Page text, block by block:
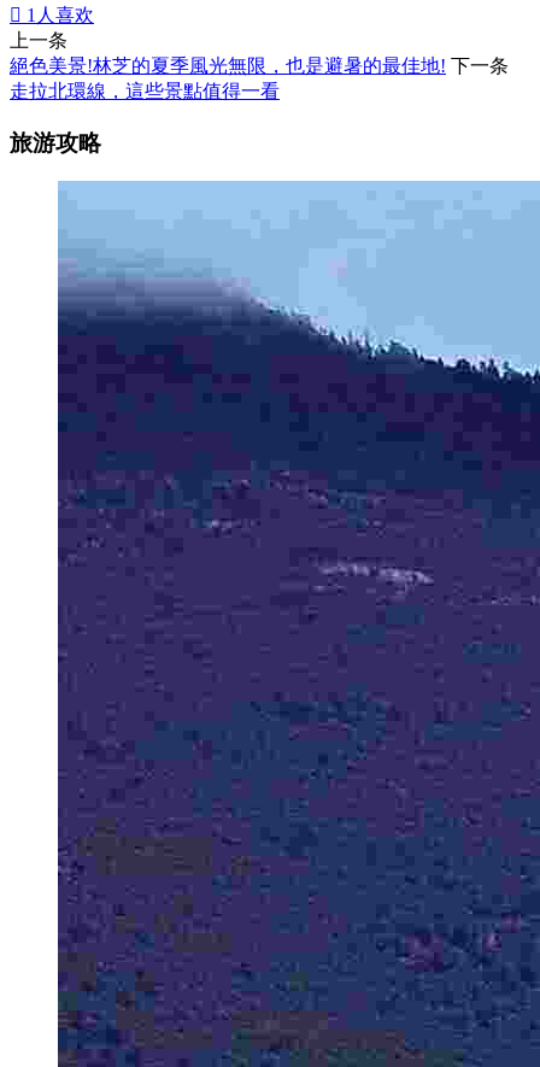
 1 人喜欢
上一条
絕色美景!林芝的夏季風光無限，也是避暑的最佳地! 下一条
走拉北環線，這些景點值得一看
旅游攻略